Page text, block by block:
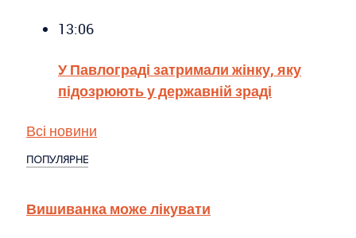
13:06
У Павлограді затримали жінку, яку
підозрюють у державній зраді
Всі новини
ПОПУЛЯРНЕ
Вишиванка може лікувати